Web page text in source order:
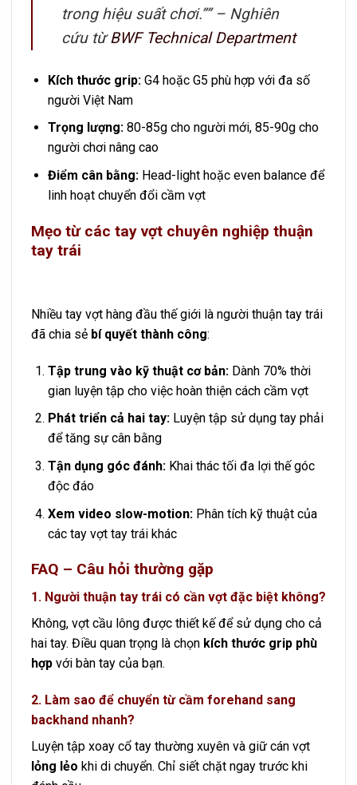
trong hiệu suất chơi.”” – Nghiên
cứu từBWF Technical Department
Kích thước grip:G4 hoặc G5 phù hợp với đa số
người Việt Nam
Trọng lượng:80-85g cho người mới, 85-90g cho
người chơi nâng cao
Điểm cân bằng:Head-light hoặc even balance để
linh hoạt chuyển đổi cầm vợt
Mẹo từ các tay vợt chuyên nghiệp thuận
tay trái
Nhiều tay vợt hàng đầu thế giới là người thuận tay trái
đã chia sẻ bí quyết thành công:
Tập trung vào kỹ thuật cơ bản:Dành 70% thời
gian luyện tập cho việc hoàn thiện cách cầm vợt
Phát triển cả hai tay:Luyện tập sử dụng tay phải
để tăng sự cân bằng
Tận dụng góc đánh:Khai thác tối đa lợi thế góc
độc đáo
Xem video slow-motion:Phân tích kỹ thuật của
các tay vợt tay trái khác
FAQ – Câu hỏi thường gặp
1. Người thuận tay trái có cần vợt đặc biệt không?
Không, vợt cầu lông được thiết kế để sử dụng cho cả
hai tay. Điều quan trọng là chọn kích thước grip phù
hợp với bàn tay của bạn.
2. Làm sao để chuyển từ cầm forehand sang
backhand nhanh?
Luyện tập xoay cổ tay thường xuyên và giữ cán vợt
lỏng lẻo khi di chuyển. Chỉ siết chặt ngay trước khi